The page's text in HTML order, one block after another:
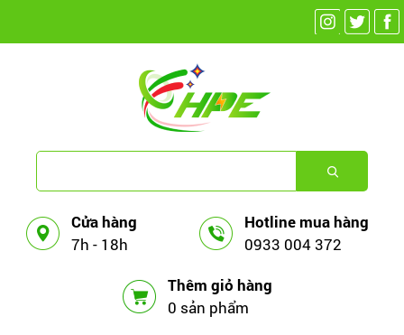
Cửa hàng
7h - 18h
Hotline mua hàng
0933 004 372
Thêm giỏ hàng
0 sản phẩm